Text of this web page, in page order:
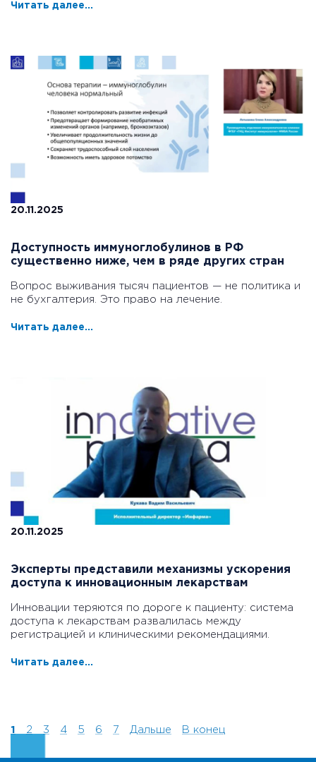
Читать далее...
20.11.2025
Доступность иммуноглобулинов в РФ
существенно ниже, чем в ряде других стран
Вопрос выживания тысяч пациентов — не политика и
не бухгалтерия. Это право на лечение.
Читать далее...
20.11.2025
Эксперты представили механизмы ускорения
доступа к инновационным лекарствам
Инновации теряются по дороге к пациенту: система
доступа к лекарствам развалилась между
регистрацией и клиническими рекомендациями.
Читать далее...
1 2 3 4 5 6 7 Дальше В конец